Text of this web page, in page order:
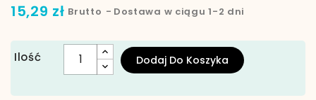
15,29 zł Brutto Dostawa w ciągu 1-2 dni
Ilość Dodaj Do Koszyka